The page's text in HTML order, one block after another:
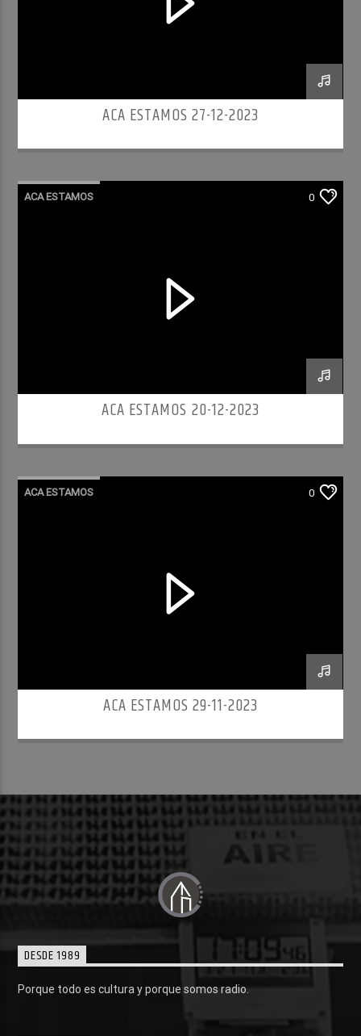
ACA ESTAMOS 27-12-2023
ACA ESTAMOS 0
ACA ESTAMOS 20-12-2023
ACA ESTAMOS 0
ACA ESTAMOS 29-11-2023
DESDE 1989
Porque todo es cultura y porque somos radio.